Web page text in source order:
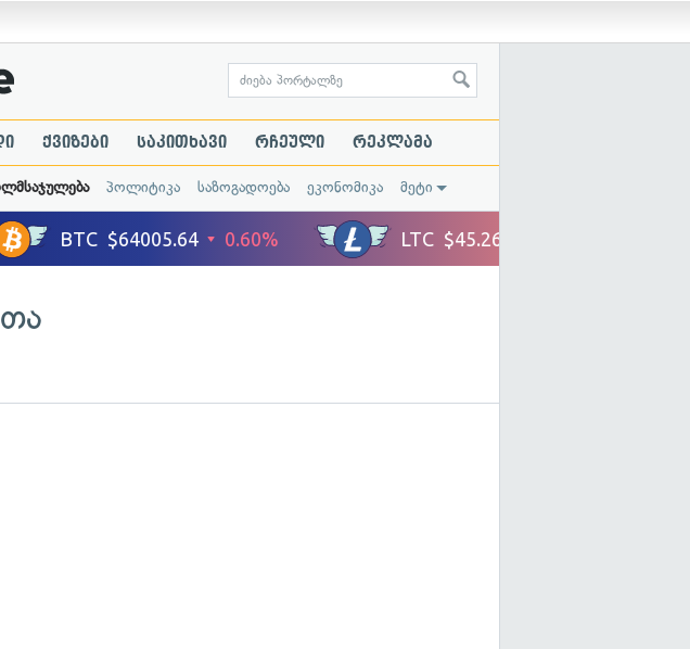
ქვიზები საკითხავი რჩეული რეკლამა
პოლიტიკა საზოგადოება ეკონომიკა მეტი